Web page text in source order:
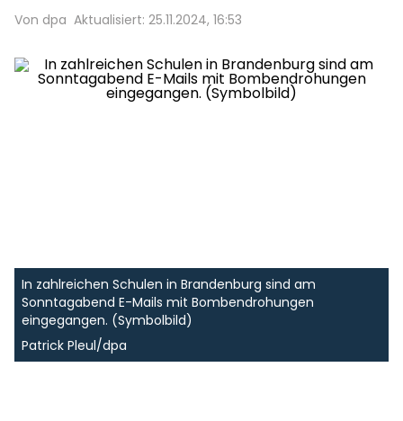
Von dpa Aktualisiert: 25.11.2024, 16:53
In zahlreichen Schulen in Brandenburg sind am
Sonntagabend E-Mails mit Bombendrohungen
eingegangen. (Symbolbild)
Patrick Pleul/dpa